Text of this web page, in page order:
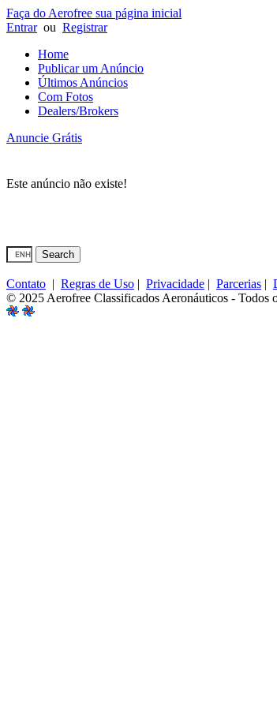
Faça do Aerofree sua página inicial
Entrarou Registrar
Home
Publicar um Anúncio
Últimos Anúncios
Com Fotos
Dealers/Brokers
Anuncie Grátis
Este anúncio não existe!
Contato | Regras de Uso | Privacidade | Parcerias |
© 2025 Aerofree Classificados Aeronáuticos - Todos